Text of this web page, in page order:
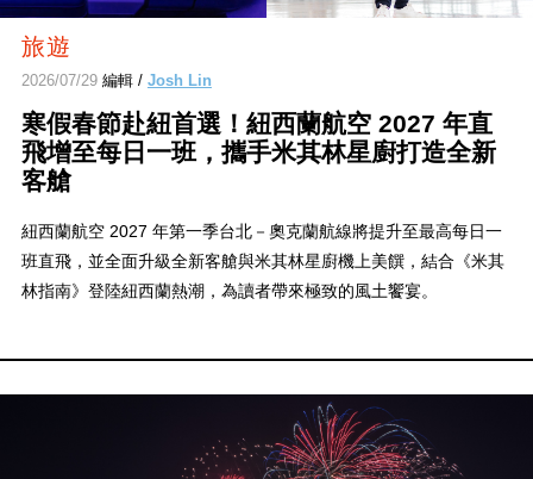
旅遊
2026/07/29編輯 / Josh Lin
寒假春節赴紐首選！紐西蘭航空 2027 年直
飛增至每日一班，攜手米其林星廚打造全新
客艙
紐西蘭航空 2027 年第一季台北－奧克蘭航線將提升至最高每日一
班直飛，並全面升級全新客艙與米其林星廚機上美饌，結合《米其
林指南》登陸紐西蘭熱潮，為讀者帶來極致的風土饗宴。